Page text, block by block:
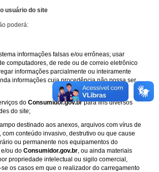
usuário do site
poderá:
informações falsas e/ou errôneas; usar
computadores, de rede ou de correio eletrônico
informações parcialmente ou inteiramente
informações cuja procedência não possa ser
do Consumidor.gov.brpara fins diversos
do site;
destinado aos anexos, arquivos com vírus de
com conteúdo invasivo, destrutivo ou que cause
ou permanente nos equipamentos do
ou do Consumidor.gov.br , ou ainda materiais
propriedade intelectual ou sigilo comercial,
os casos em que o realizador do carregamento